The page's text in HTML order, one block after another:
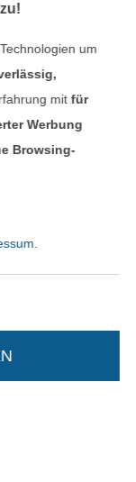
MwSt.
um
mitfür
Werbung
Browsing-